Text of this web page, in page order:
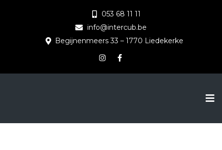
053 68 11 11
info@intercub.be
Begijnenmeers 33 – 1770 Liedekerke